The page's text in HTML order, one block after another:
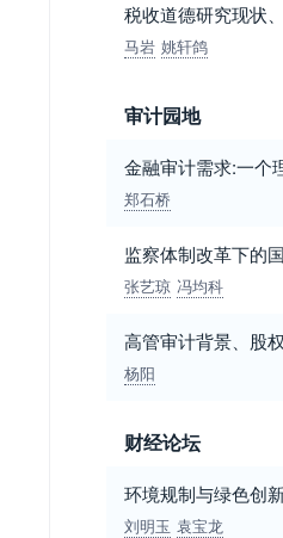
税收道德研究现状
马岩 姚轩鸽
审计园地
金融审计需求:一个
郑石桥
监察体制改革下的
张艺琼 冯均科
高管审计背景、股
杨阳
财经论坛
环境规制与绿色创
刘明玉 袁宝龙